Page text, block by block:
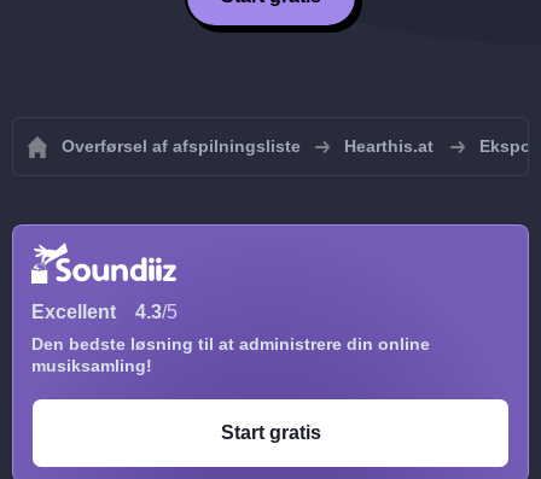
Overførsel af afspilningsliste Hearthis.at
Excellent 4.3/5
Den bedste løsning til at administrere din online
musiksamling!
Start gratis